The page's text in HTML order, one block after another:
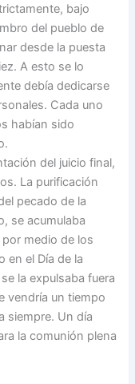
bajo
del pueblo de
desde la puesta
A esto se lo
debía dedicarse
Cada uno
habían sido
del juicio final,
La purificación
pecado de la
se acumulaba
medio de los
en el Día de la
la expulsaba fuera
vendría un tiempo
siempre. Un día
la comunión plena